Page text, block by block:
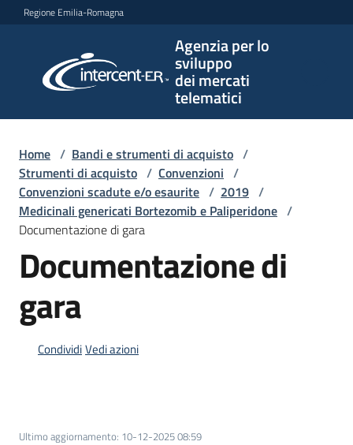
Vai al contenuto
Vai alla navigazione
Vai al footer
Regione Emilia-Romagna
Agenzia per lo
sviluppo
dei mercati
telematici
per lo
sviluppo
telematici
L'Agenzia
e
strumenti
Home / Bandi e strumenti di acquisto /
Strumenti di acquisto / Convenzioni /
Convenzioni scadute e/o esaurite / 2019 /
Medicinali genericati Bortezomib e Paliperidone /
Documentazione di gara
Documentazione di
gara
CondividiVedi azioni
Ultimo aggiornamento: 10-12-2025 08:59